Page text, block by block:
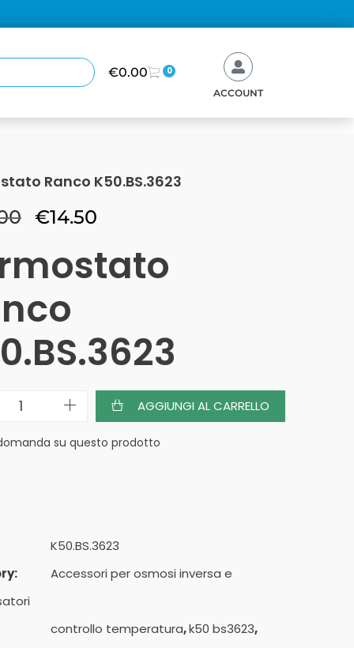
€0.00
0
ACCOUNT
Ranco K50.BS.3623
€14.50
AGGIUNGI AL CARRELLO
su questo prodotto
K50.BS.3623
Accessori per osmosi inversa e
controllo temperatura,k50 bs3623,